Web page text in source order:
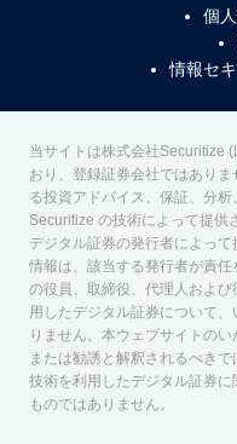
個
情報セ
当サイトは株式会社Securitize
おり、登録証券会社ではあり
る投資アドバイス、保証、分析
Securitize の技術によって提供
デジタル証券の発行者によっ
情報は、該当する発行者が責
の役員、取締役、代理人およ
用したデジタル証券について
りません。本ウェブサイトの
または勧誘と解釈されるべき
技術を利用したデジタル証券
ものではありません。